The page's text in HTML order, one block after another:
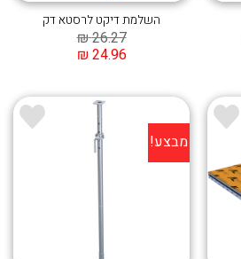
השלמת דיקט לרסטא דק
26.27
₪
24.96
₪
מבצע!